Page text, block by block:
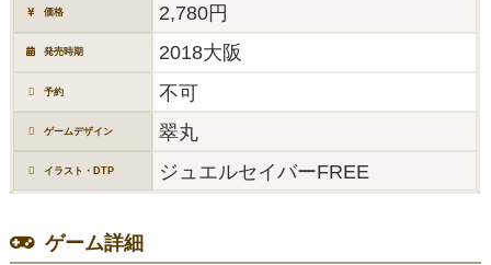
価格 2,780円
発売時期 2018大阪
予約 不可
ゲームデザイン 翠丸
イラスト・DTP ジュエルセイバーFREE
ゲーム詳細